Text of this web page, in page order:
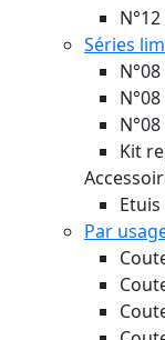
Séries
Kit
Par